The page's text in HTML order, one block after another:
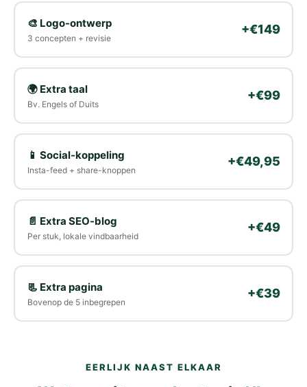
🎨 Logo-ontwerp
3 concepten + revisie
+€149
🌍 Extra taal
Bv. Engels of Duits
+€99
📱 Social-koppeling
Insta-feed + share-knoppen
+€49,95
📄 Extra SEO-blog
Per stuk, lokale vindbaarheid
+€49
📃 Extra pagina
Bovenop de 5 inbegrepen
+€39
EERLIJK NAAST ELKAAR